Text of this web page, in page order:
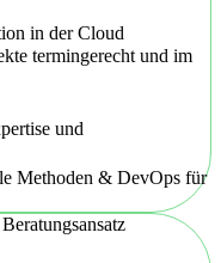
in der Cloud
und
termingerecht und im
Methoden & DevOps für